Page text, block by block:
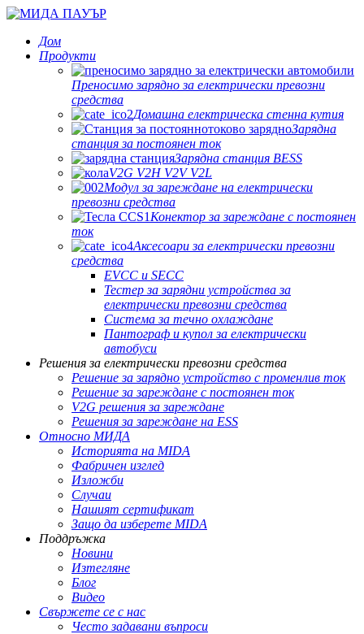
Дом
Продукти
Преносимо зарядно за електрически превозни
средства
Домашна електрическа стенна кутия
Зарядна
станция за постоянен ток
Зарядна станция BESS
V2G V2H V2V V2L
Модул за зареждане на електрически
превозни средства
Конектор за зареждане с постоянен
ток
Аксесоари за електрически превозни
средства
EVCC и SECC
Тестер за зарядни устройства за
електрически превозни средства
Система за течно охлаждане
Пантограф и купол за електрически
автобуси
Решения за електрически превозни средства
Решение за зарядно устройство с променлив ток
Решение за зареждане с постоянен ток
V2G решения за зареждане
Решения за зареждане на ESS
Относно МИДА
Историята на MIDA
Фабричен изглед
Изложби
Случаи
Нашият сертификат
Защо да изберете MIDA
Поддръжка
Новини
Изтегляне
Блог
Видео
Свържете се с нас
Често задавани въпроси